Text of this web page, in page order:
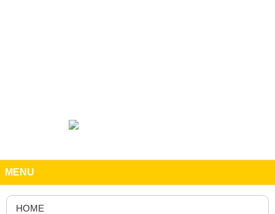
MENU
HOME